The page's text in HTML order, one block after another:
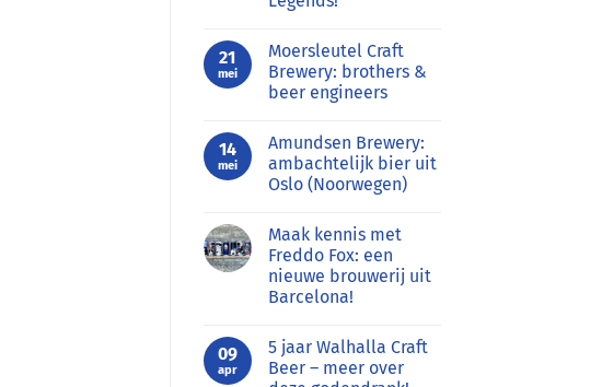
op
Scoor
nu
de
Time
Oranje
Legends!
21
mei
Moersleutel Craft
Brewery: brothers &
beer engineers
op
Moersleutel
Craft
Brewery:
beer
engineers
14
mei
Amundsen Brewery:
ambachtelijk bier uit
Oslo (Noorwegen)
op
Amundsen
Brewery:
ambachtelijk
bier
uit
Maak kennis met
Freddo Fox: een
nieuwe brouwerij uit
Barcelona!
op
Maak
kennis
09
apr
5 jaar Walhalla Craft
Beer – meer over